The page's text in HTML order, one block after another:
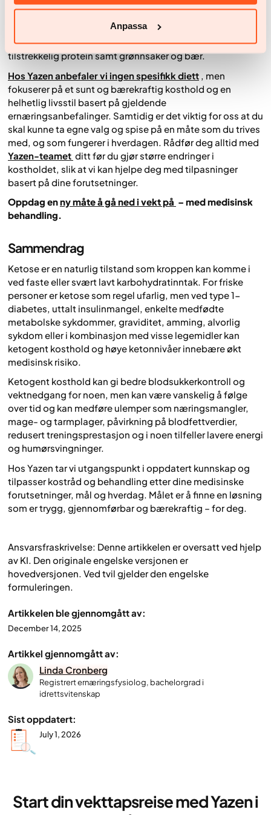
Anpassa
anbefaler vi i Yazen ikke ketogent kosthold i kombinasjon
ønsker å prøve keto på egen hånd og dette fungerer uten
bivirkninger, anbefaler vi å ha fokus på sunne fettkilder,
tilstrekkelig protein samt grønnsaker og bær.
Hos Yazen anbefaler vi ingen spesifikk diett
, men
fokuserer på et sunt og bærekraftig kosthold og en
helhetlig livsstil basert på gjeldende
ernæringsanbefalinger. Samtidig er det viktig for oss at du
skal kunne ta egne valg og spise på en måte som du trives
med, og som fungerer i hverdagen. Rådfør deg alltid med
Yazen-teamet ditt før du gjør større endringer i
kostholdet, slik at vi kan hjelpe deg med tilpasninger
basert på dine forutsetninger.
Oppdag enny måte å gå ned i vekt på – med medisinsk
behandling.
Sammendrag
Ketose er en naturlig tilstand som kroppen kan komme i
ved faste eller svært lavt karbohydratinntak. For friske
personer er ketose som regel ufarlig, men ved type 1-
diabetes, uttalt insulinmangel, enkelte medfødte
metabolske sykdommer, graviditet, amming, alvorlig
sykdom eller i kombinasjon med visse legemidler kan
ketogent kosthold og høye ketonnivåer innebære økt
medisinsk risiko.
Ketogent kosthold kan gi bedre blodsukkerkontroll og
vektnedgang for noen, men kan være vanskelig å følge
over tid og kan medføre ulemper som næringsmangler,
mage- og tarmplager, påvirkning på blodfettverdier,
redusert treningsprestasjon og i noen tilfeller lavere energi
og humørsvingninger.
Hos Yazen tar vi utgangspunkt i oppdatert kunnskap og
tilpasser kostråd og behandling etter dine medisinske
forutsetninger, mål og hverdag. Målet er å finne en løsning
som er trygg, gjennomførbar og bærekraftig – for deg.
Ansvarsfraskrivelse: Denne artikkelen er oversatt ved hjelp
av KI. Den originale engelske versjonen er
hovedversjonen. Ved tvil gjelder den engelske
formuleringen.
Artikkelen ble gjennomgått av:
December 14, 2025
Artikkel gjennomgått av:
Linda Cronberg
Registrert ernæringsfysiolog, bachelorgrad i
idrettsvitenskap
Sist oppdatert:
July 1, 2026
Start din vekttapsreise med Yazen i